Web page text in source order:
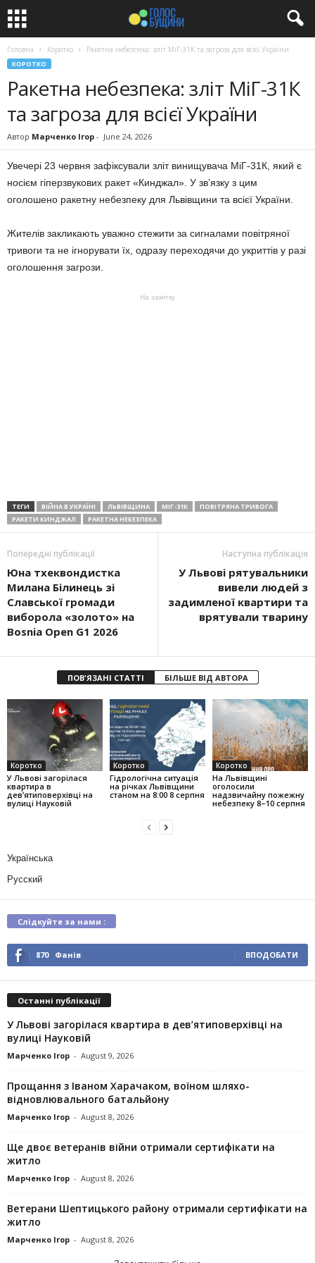
Головна Коротко Ракетна небезпека: зліт МіГ-31К та загроза для всієї України
КОРОТКО
Ракетна небезпека: зліт МіГ-31К
та загроза для всієї України
Автор Марченко Ігор - June 24, 2026
Увечері 23 червня зафіксували зліт винищувача МіГ-31К, який є
носієм гіперзвукових ракет «Кинджал». У зв’язку з цим
оголошено ракетну небезпеку для Львівщини та всієї України.
Жителів закликають уважно стежити за сигналами повітряної
тривоги та не ігнорувати їх, одразу переходячи до укриттів у разі
оголошення загрози.
На замітку
ТЕГИ ВІЙНА В УКРАЇНІ ЛЬВІВЩИНА МІГ-31К
ПОВІТРЯНА ТРИВОГА
РАКЕТИ КИНДЖАЛ
РАКЕТНА НЕБЕЗПЕКА
Попередні публікації
Юна тхеквондистка
Милана Білинець зі
Славської громади
виборола «золото» на
Bosnia Open G1 2026
Наступна публікація
У Львові рятувальники
вивели людей з
задимленої квартири та
врятували тварину
ПОВ'ЯЗАНІ СТАТТІ БІЛЬШЕ ВІД АВТОРА
Коротко
У Львові загорілася
квартира в
дев’ятиповерхівці на
вулиці Науковій
Коротко
Гідрологічна ситуація
на річках Львівщини
станом на 8:00 8 серпня
Коротко
На Львівщині
оголосили
надзвичайну пожежну
небезпеку 8–10 серпня
Українська
Русский
Слідкуйте за нами :
870 Фанів ВПОДОБАТИ
Останні публікації
У Львові загорілася квартира в дев’ятиповерхівці на
вулиці Науковій
Марченко Ігор - August 9, 2026
Прощання з Іваном Харачаком, воїном шляхо-
відновлювального батальйону
Марченко Ігор - August 8, 2026
Ще двоє ветеранів війни отримали сертифікати на
житло
Марченко Ігор - August 8, 2026
Ветерани Шептицького району отримали сертифікати на
житло
Марченко Ігор - August 8, 2026